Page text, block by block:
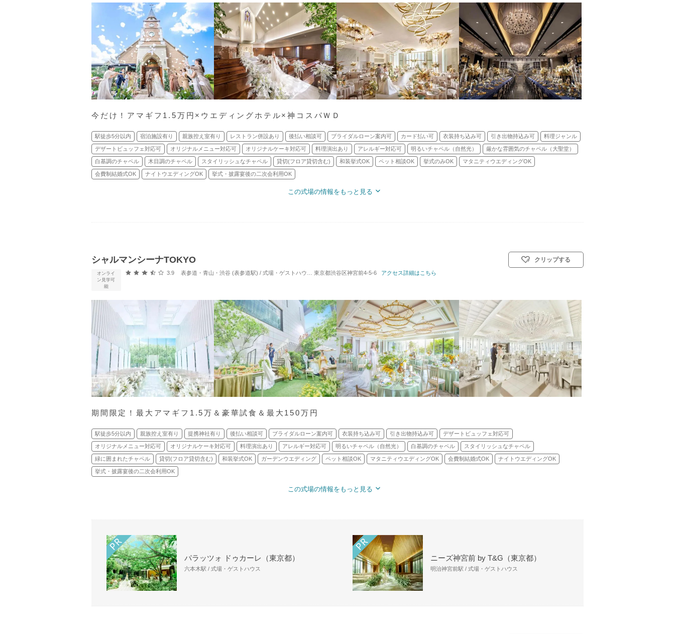
今だけ！アマギフ1.5万円×ウエディングホテル×神コスパＷＤ
駅徒歩5分以内 宿泊施設有り 親族控え室有り レストラン併設あり 後払い相談可 ブライダルローン案内可 カード払い可 衣装持ち込み可 引き出物持込み可 料理ジャンル
デザートビュッフェ対応可 オリジナルメニュー対応可 オリジナルケーキ対応可 料理演出あり アレルギー対応可 明るいチャペル（自然光） 厳かな雰囲気のチャペル（大聖堂）
白基調のチャペル 木目調のチャペル スタイリッシュなチャペル 貸切(フロア貸切含む) 和装挙式OK ペット相談OK 挙式のみOK マタニティウエディングOK
会費制結婚式OK ナイトウエディングOK 挙式・披露宴後の二次会利用OK
この式場の情報をもっと見る
シャルマンシーナTOKYO
オンライ
ン見学可
能
口コミ評価
3.9 表参道・青山・渋谷 (表参道駅) / 式場・ゲストハウス 対応人数: 着席：2名 ～ 140名 挙式スタイル: 教会式(キリスト教式)／人前式／仏前式
東京都渋谷区神宮前4-5-6 アクセス詳細はこちら
クリップする
期間限定！最大アマギフ1.5万＆豪華試食＆最大150万円
駅徒歩5分以内 親族控え室有り 提携神社有り 後払い相談可 ブライダルローン案内可 衣装持ち込み可 引き出物持込み可 デザートビュッフェ対応可
オリジナルメニュー対応可 オリジナルケーキ対応可 料理演出あり アレルギー対応可 明るいチャペル（自然光） 白基調のチャペル スタイリッシュなチャペル
緑に囲まれたチャペル 貸切(フロア貸切含む) 和装挙式OK ガーデンウエディング ペット相談OK マタニティウエディングOK 会費制結婚式OK ナイトウエディングOK
挙式・披露宴後の二次会利用OK
この式場の情報をもっと見る
パラッツォ ドゥカーレ（東京都）
六本木駅 / 式場・ゲストハウス
ニーズ神宮前 by T&G（東京都）
明治神宮前駅 / 式場・ゲストハウス